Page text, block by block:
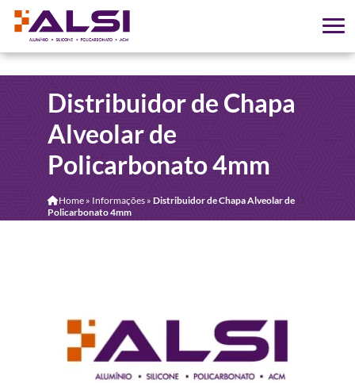
Distribuidor de Chapa
Alveolar de
Policarbonato 4mm
Home» Informações » Distribuidor de Chapa Alveolar de
Policarbonato 4mm